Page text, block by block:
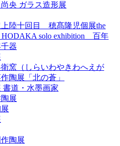
央 ガラス造形展
陸十回目 穂髙隆児個展the
HODAKA solo exhibition 百年
器
窯（しらいわやきわへえが
陶展「北の蒼」
書道・水墨画家
展
陶展